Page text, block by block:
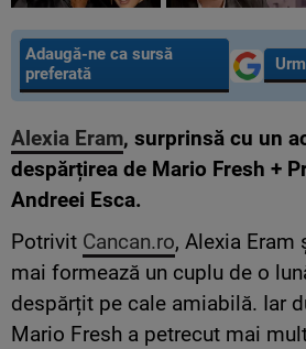
Adaugă-ne ca sursă
preferată
Alexia Eram, surprinsă cu un
despărțirea de Mario Fresh +
Andreei Esca.
Potrivit Cancan.ro, Alexia Eram
mai formează un cuplu de o
despărțit pe cale amiabilă. Iar
Mario Fresh a petrecut mai